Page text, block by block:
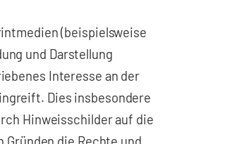
(beispielsweise
und Darstellung
Interesse an der
Dies insbesondere
Hinweisschilder auf die